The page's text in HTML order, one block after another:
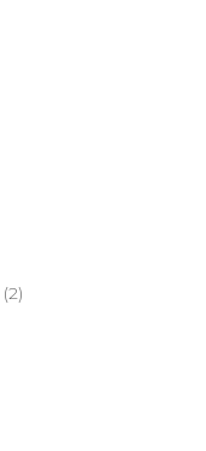
(2)